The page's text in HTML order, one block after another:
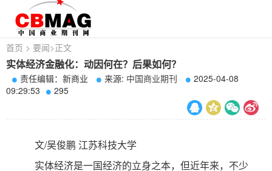
首页 > 要闻>正文
实体经济金融化：动因何在？后果如何？
责任编辑：新商业 来源: 中国商业期刊
2025-04-08
09:29:53
295
文/吴俊鹏 江苏科技大学
实体经济是一国经济的立身之本，但近年来，不少